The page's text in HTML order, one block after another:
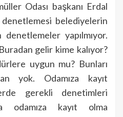
Odası başkanı Erdal
denetlemesi belediyelerin
yapılmıyor.
gelir kime kalıyor?
uygun mu? Bunları
yok. Odamıza kayıt
gerekli denetimleri
odamıza kayıt olma